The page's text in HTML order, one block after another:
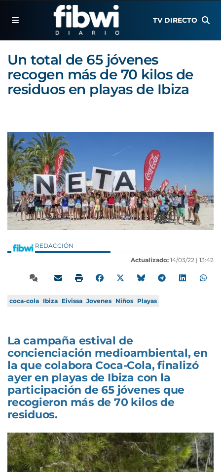
TV DIRECTO
Un total de 65 jóvenes
recogen más de 70 kilos de
residuos en playas de Ibiza
REDACCIÓN
Actualizado: 14/03/22 | 13:42
coca-cola Ibiza Eivissa Jovenes Niños Playas
La campaña estival de
concienciación medioambiental, en
la que colabora Coca-Cola, finalizó
ayer en playas de Ibiza con la
participación de 65 jóvenes que
recogieron más de 70 kilos de
residuos.